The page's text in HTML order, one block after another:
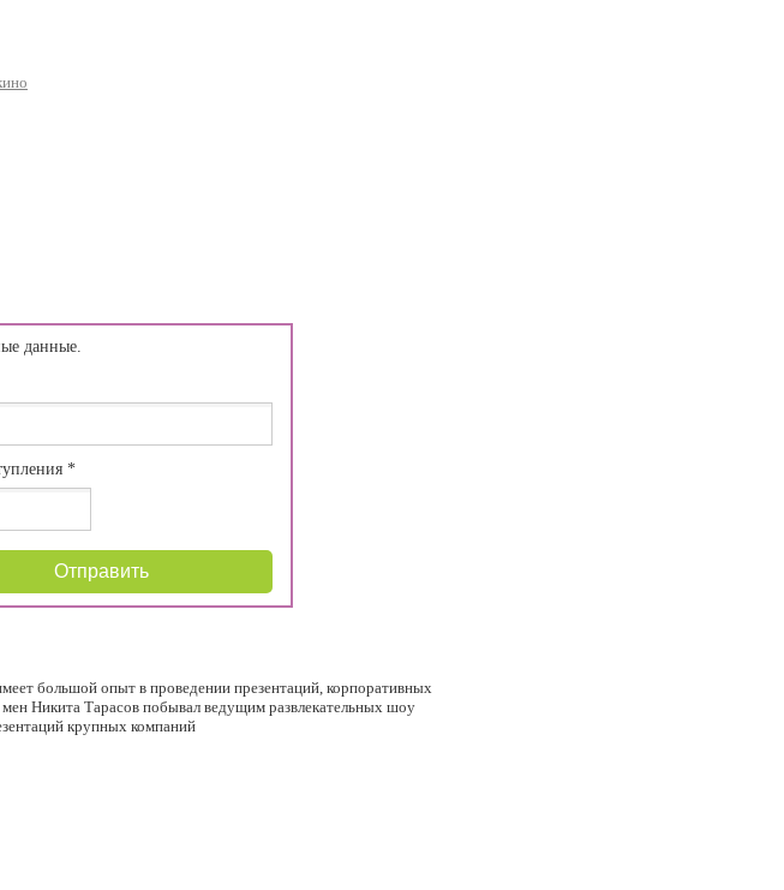
данные.
*
Отправить
большой опыт в проведении презентаций, корпоративных
Никита Тарасов побывал ведущим развлекательных шоу
крупных компаний